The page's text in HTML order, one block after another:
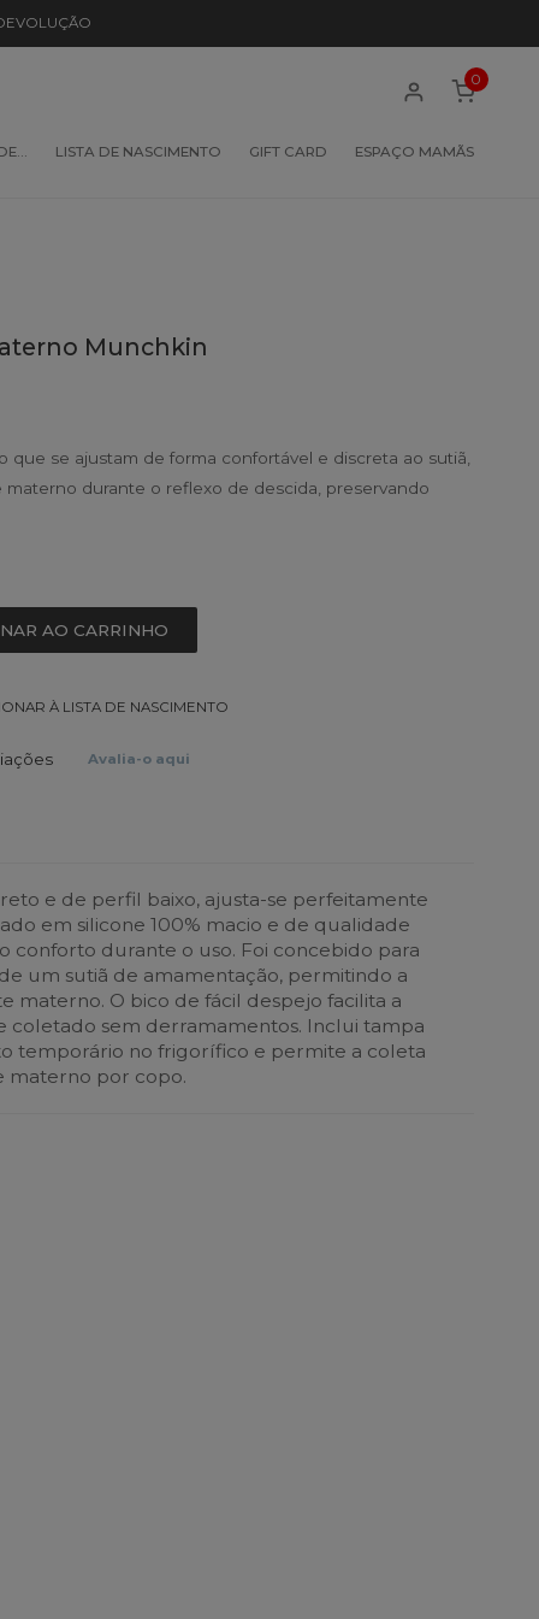
LISTA DE NASCIMENTO GIFT CARD ESPAÇO MAMÃS
0
Munchkin
que se ajustam de forma confortável e discreta ao sutiã,
durante o reflexo de descida, preservando
AO CARRINHO
À LISTA DE NASCIMENTO
Avalia-o aqui
e de perfil baixo, ajusta-se perfeitamente
em silicone 100% macio e de qualidade
conforto durante o uso. Foi concebido para
um sutiã de amamentação, permitindo a
materno. O bico de fácil despejo facilita a
coletado sem derramamentos. Inclui tampa
temporário no frigorífico e permite a coleta
materno por copo.